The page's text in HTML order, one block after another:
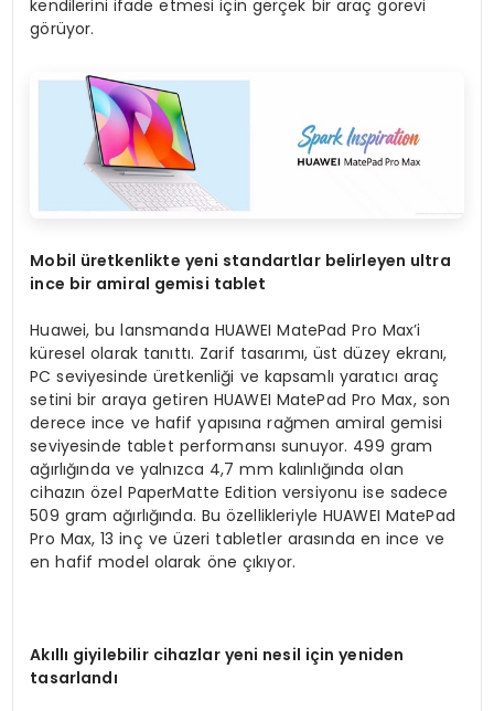
kendilerini ifade etmesi için gerçek bir araç görevi
görüyor.
Mobil üretkenlikte yeni standartlar belirleyen ultra
ince bir amiral gemisi tablet
Huawei, bu lansmanda HUAWEI MatePad Pro Max’i
küresel olarak tanıttı. Zarif tasarımı, üst düzey ekranı,
PC seviyesinde üretkenliği ve kapsamlı yaratıcı araç
setini bir araya getiren HUAWEI MatePad Pro Max, son
derece ince ve hafif yapısına rağmen amiral gemisi
seviyesinde tablet performansı sunuyor. 499 gram
ağırlığında ve yalnızca 4,7 mm kalınlığında olan
cihazın özel PaperMatte Edition versiyonu ise sadece
509 gram ağırlığında. Bu özellikleriyle HUAWEI MatePad
Pro Max, 13 inç ve üzeri tabletler arasında en ince ve
en hafif model olarak öne çıkıyor.
Akıllı giyilebilir cihazlar yeni nesil için yeniden
tasarlandı